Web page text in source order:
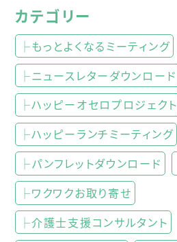
カテゴリー
├もっとよくなるミーティング
├ニュースレターダウンロード
├ハッピーオセロプロジェクト
├ハッピーランチミーティング
├パンフレットダウンロード
├ワクワクお取り寄せ
├介護士支援コンサルタント